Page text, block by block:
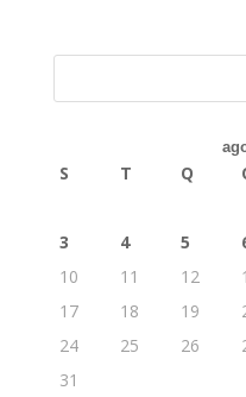
S T Q
3
4 5
10
11 12
17
18 19
24
25 26
31